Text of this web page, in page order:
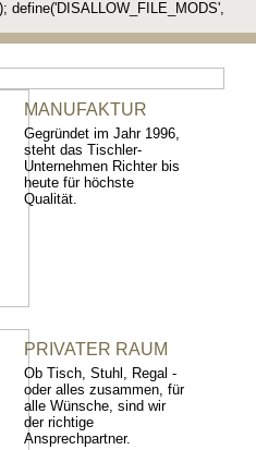
define('DISALLOW_FILE_MODS',
MANUFAKTUR
Gegründet im Jahr 1996,
steht das Tischler-
Unternehmen Richter bis
heute für höchste
Qualität.
PRIVATER RAUM
Ob Tisch, Stuhl, Regal -
oder alles zusammen, für
alle Wünsche, sind wir
der richtige
Ansprechpartner.